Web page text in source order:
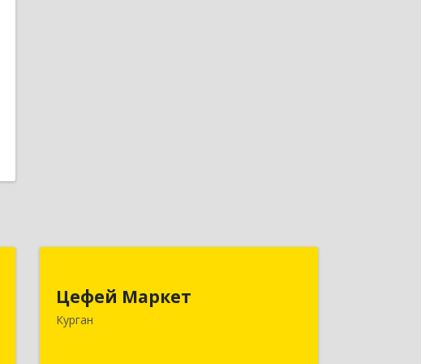
Цефей Маркет
Курган
640002, Курганская обл, Курган г,